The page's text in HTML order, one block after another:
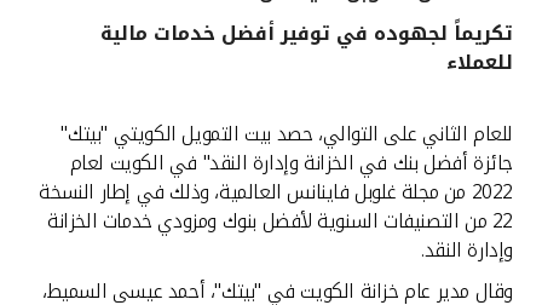
القنوات المصرفية
خدمات ما بعد البيع
اتصل بنا
تكريماً لجهوده في توفير أفضل خدمات مالية
للعملاء
للعام الثاني على التوالي، حصد بيت التمويل الكويتي "بيتك"
جائزة أفضل بنك في الخزانة وإدارة النقد" في الكويت لعام
2022 من مجلة غلوبل فاينانس العالمية، وذلك في إطار النسخة
22 من التصنيفات السنوية لأفضل بنوك ومزودي خدمات الخزانة
وإدارة النقد.
وقال مدير عام خزانة الكويت في "بيتك"، أحمد عيسى السميط،